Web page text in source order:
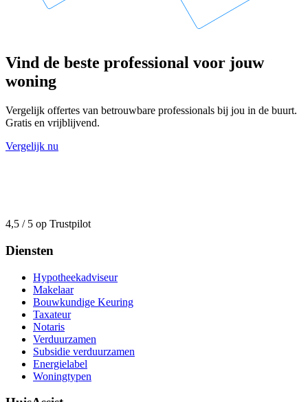
Vind de beste professional voor jouw
woning
Vergelijk offertes van betrouwbare professionals bij jou in de buurt.
Gratis en vrijblijvend.
Vergelijk nu
4,5 / 5 op Trustpilot
Diensten
Hypotheekadviseur
Makelaar
Bouwkundige Keuring
Taxateur
Notaris
Verduurzamen
Subsidie verduurzamen
Energielabel
Woningtypen